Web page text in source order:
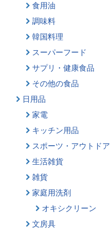
食用油
調味料
韓国料理
スーパーフード
サプリ・健康食品
その他の食品
日用品
家電
キッチン用品
スポーツ・アウトドア
生活雑貨
雑貨
家庭用洗剤
オキシクリーン
文房具